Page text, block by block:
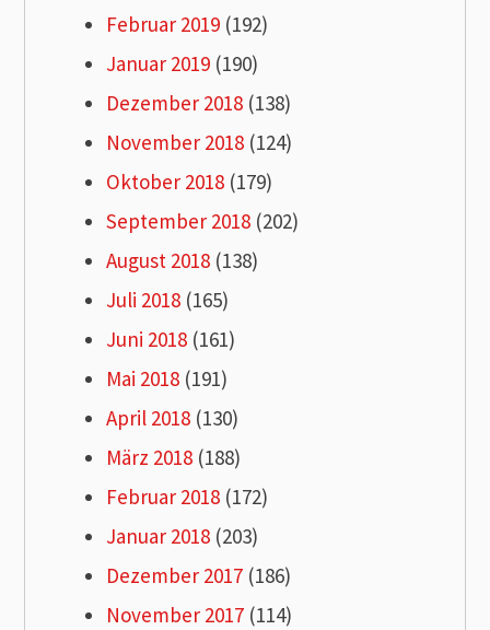
Februar 2019 (192)
Januar 2019 (190)
Dezember 2018 (138)
November 2018 (124)
Oktober 2018 (179)
September 2018 (202)
August 2018 (138)
Juli 2018 (165)
Juni 2018 (161)
Mai 2018 (191)
April 2018 (130)
März 2018 (188)
Februar 2018 (172)
Januar 2018 (203)
Dezember 2017 (186)
November 2017 (114)